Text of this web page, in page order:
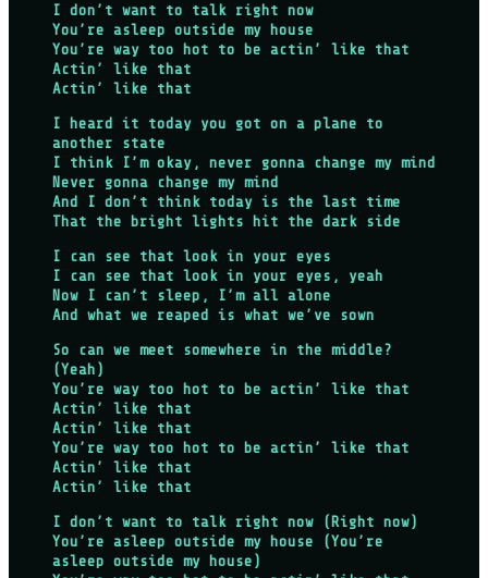
I don’t want to talk right now
You’re asleep outside my house
You’re way too hot to be actin’ like that
Actin’ like that
Actin’ like that
I heard it today you got on a plane to
another state
I think I’m okay, never gonna change my mind
Never gonna change my mind
And I don’t think today is the last time
That the bright lights hit the dark side
I can see that look in your eyes
I can see that look in your eyes, yeah
Now I can’t sleep, I’m all alone
And what we reaped is what we’ve sown
So can we meet somewhere in the middle?
(Yeah)
You’re way too hot to be actin’ like that
Actin’ like that
Actin’ like that
You’re way too hot to be actin’ like that
Actin’ like that
Actin’ like that
I don’t want to talk right now (Right now)
You’re asleep outside my house (You’re
asleep outside my house)